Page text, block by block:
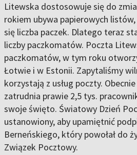
Litewska dostosowuje się do
rokiem ubywa papierowych
się liczba paczek. Dlatego teraz
liczby paczkomatów. Poczta
paczkomatów, w tym roku
Łotwie i w Estonii. Zapytaliśmy
korzystają z usług poczty.
zatrudnia prawie 2,5 tys.
swoje święto. Światowy Dzień
ustanowiony, aby upamiętnić
Berneńskiego, który powołał do
Związek Pocztowy.